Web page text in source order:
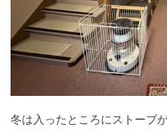
冬は入ったところにストーブ